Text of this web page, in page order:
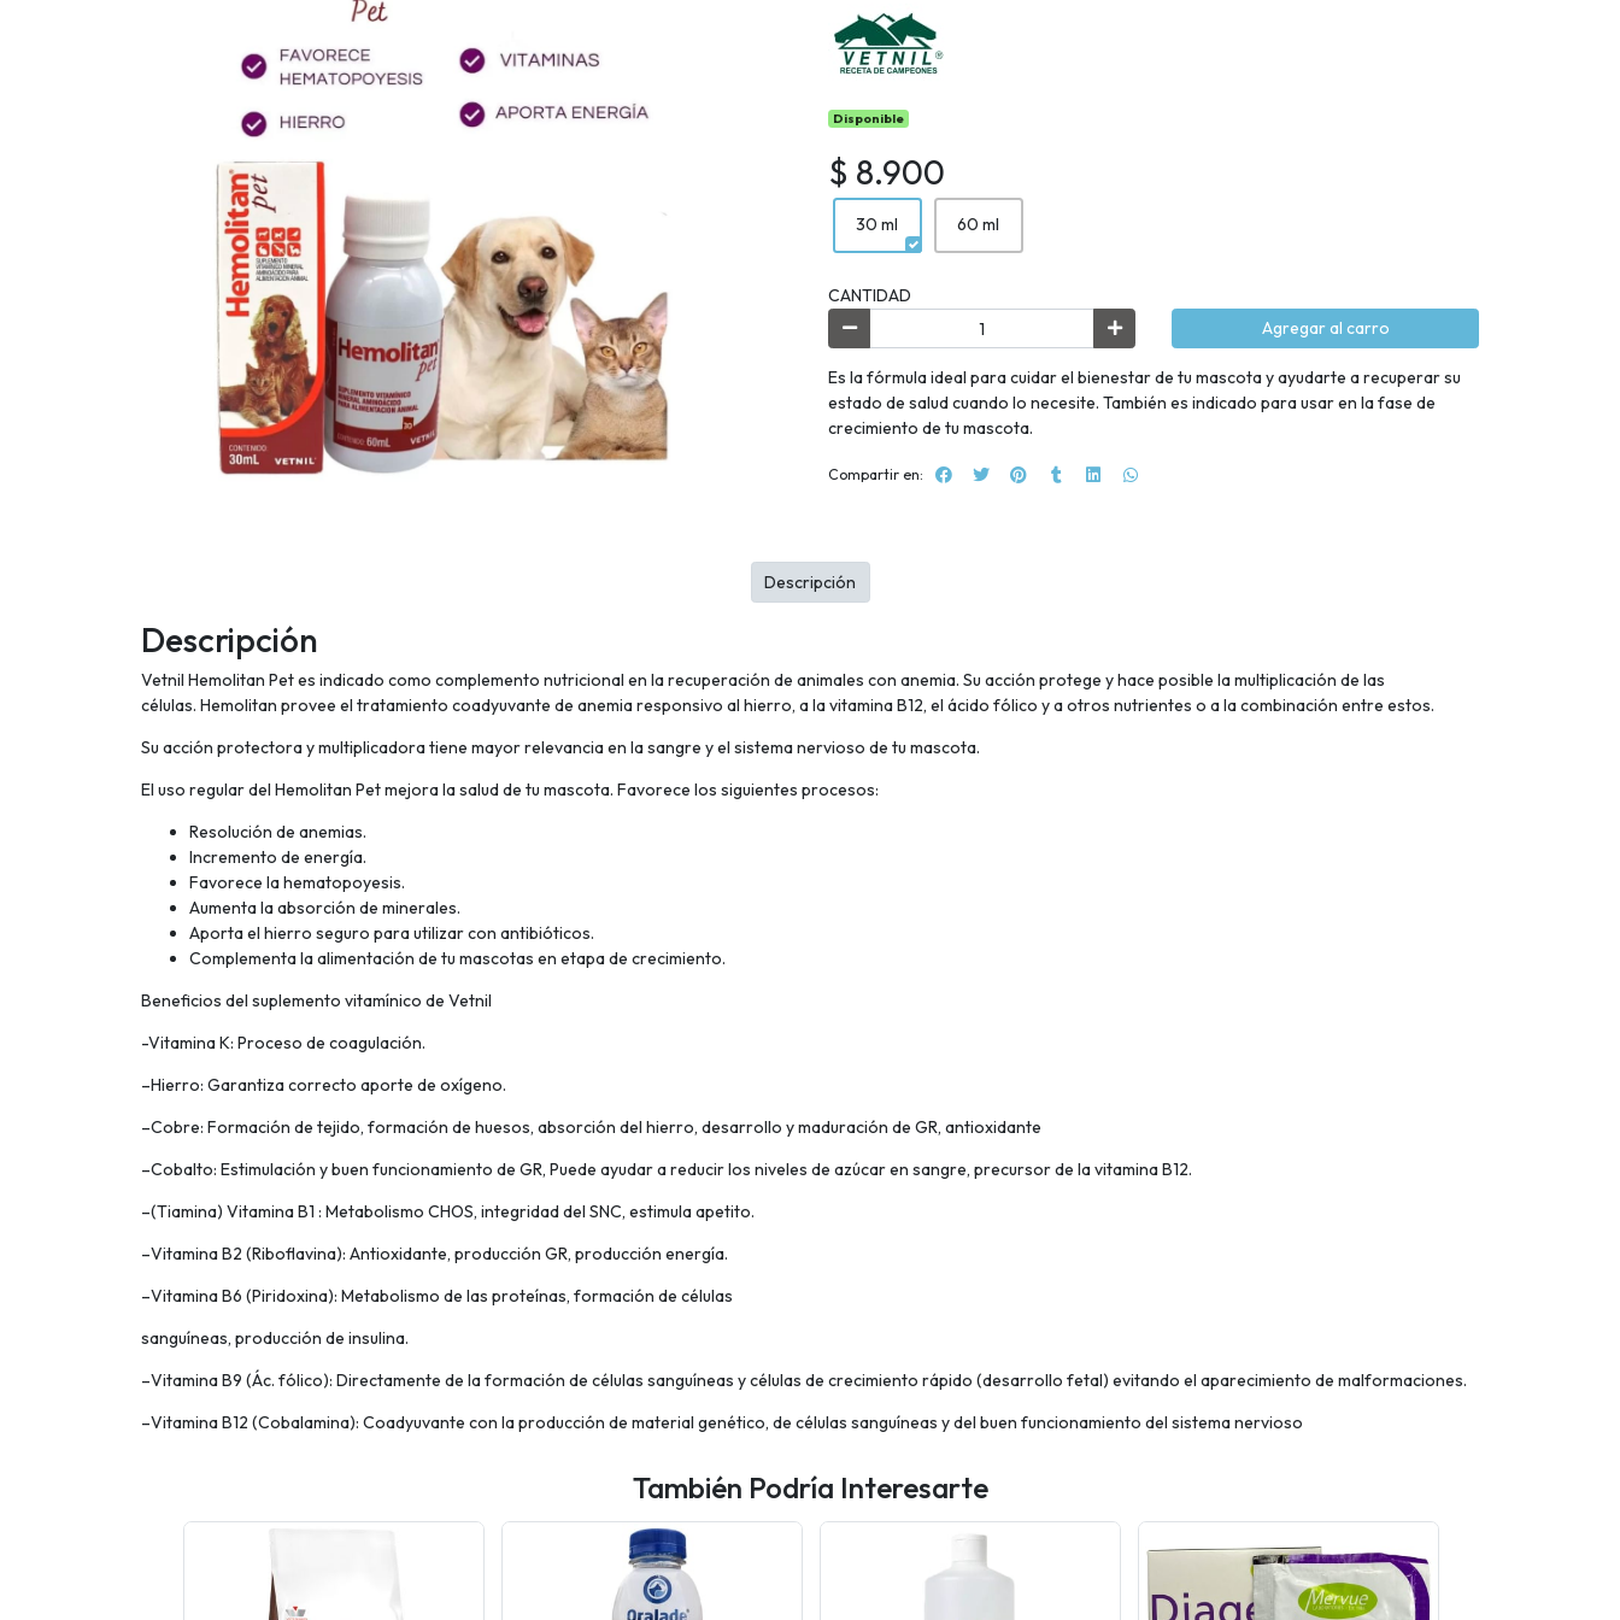
Disponible
$ 8.900
30 ml 60 ml
CANTIDAD
Agregar al carro
Es la fórmula ideal para cuidar el bienestar de tu mascota y ayudarte a recuperar su
estado de salud cuando lo necesite. También es indicado para usar en la fase de
crecimiento de tu mascota.
Compartir en:
Descripción
Vetnil Hemolitan Pet es indicado como complemento nutricional en la recuperación de animales con anemia. Su acción protege y hace posible la multiplicación de las
células. Hemolitan provee el tratamiento coadyuvante de anemia responsivo al hierro, a la vitamina B12, el ácido fólico y a otros nutrientes o a la combinación entre estos.
Su acción protectora y multiplicadora tiene mayor relevancia en la sangre y el sistema nervioso de tu mascota.
El uso regular del Hemolitan Pet mejora la salud de tu mascota. Favorece los siguientes procesos:
Resolución de anemias.
Incremento de energía.
Favorece la hematopoyesis.
Aumenta la absorción de minerales.
Aporta el hierro seguro para utilizar con antibióticos.
Complementa la alimentación de tu mascotas en etapa de crecimiento.
Beneficios del suplemento vitamínico de Vetnil
-Vitamina K: Proceso de coagulación.
–Hierro: Garantiza correcto aporte de oxígeno.
–Cobre: Formación de tejido, formación de huesos, absorción del hierro, desarrollo y maduración de GR, antioxidante
–Cobalto: Estimulación y buen funcionamiento de GR, Puede ayudar a reducir los niveles de azúcar en sangre, precursor de la vitamina B12.
–(Tiamina) Vitamina B1 : Metabolismo CHOS, integridad del SNC, estimula apetito.
–Vitamina B2 (Riboflavina): Antioxidante, producción GR, producción energía.
–Vitamina B6 (Piridoxina): Metabolismo de las proteínas, formación de células
sanguíneas, producción de insulina.
–Vitamina B9 (Ác. fólico): Directamente de la formación de células sanguíneas y células de crecimiento rápido (desarrollo fetal) evitando el aparecimiento de malformaciones.
–Vitamina B12 (Cobalamina): Coadyuvante con la producción de material genético, de células sanguíneas y del buen funcionamiento del sistema nervioso
Descripción
También Podría Interesarte